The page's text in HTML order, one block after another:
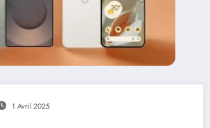
1 Avril 2025